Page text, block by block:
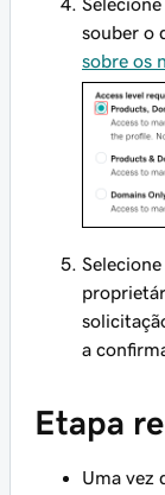
souber o
sobre os
Selecione
a
Etapa
Uma vez